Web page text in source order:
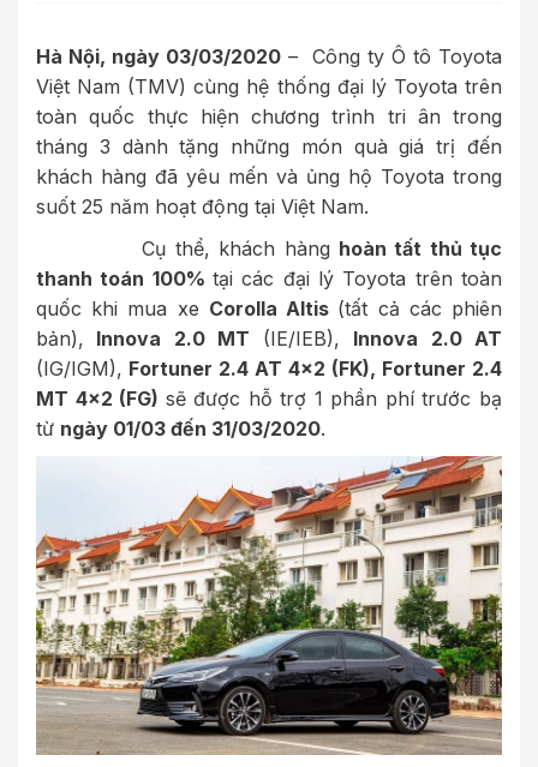
Hà Nội, ngày 03/03/2020 – Công ty Ô tô Toyota
Việt Nam (TMV) cùng hệ thống đại lý Toyota trên
toàn quốc thực hiện chương trình tri ân trong
tháng 3 dành tặng những món quà giá trị đến
khách hàng đã yêu mến và ủng hộ Toyota trong
suốt 25 năm hoạt động tại Việt Nam.
Cụ thể, khách hàng hoàn tất thủ tục
thanh toán 100% tại các đại lý Toyota trên toàn
quốc khi mua xe Corolla Altis (tất cả các phiên
bản), Innova 2.0 MT (IE/IEB), Innova 2.0 AT
(IG/IGM), Fortuner 2.4 AT 4x2 (FK), Fortuner 2.4
MT 4x2 (FG) sẽ được hỗ trợ 1 phần phí trước bạ
từ ngày 01/03 đến 31/03/2020.